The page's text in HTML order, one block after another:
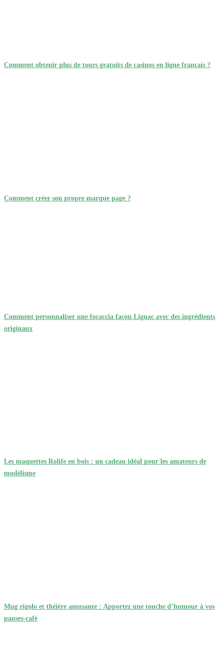
Comment obtenir plus de tours gratuits de casinos en ligne français ?
Comment créer son propre marque page ?
Comment personnaliser une focaccia façon Lignac avec des ingrédients
originaux
Les maquettes Rolife en bois : un cadeau idéal pour les amateurs de
modélisme
Mug rigolo et théière amusante : Apportez une touche d’humour à vos
pauses-café